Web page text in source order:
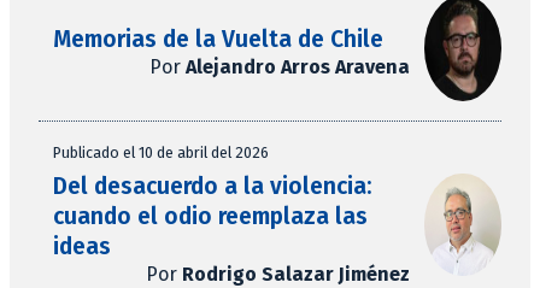
Memorias de la Vuelta de Chile
Por Alejandro Arros Aravena
Publicado el 10 de abril del 2026
Del desacuerdo a la violencia:
cuando el odio reemplaza las
ideas
Por Rodrigo Salazar Jiménez